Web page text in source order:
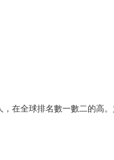
在全球排名數一數二的高